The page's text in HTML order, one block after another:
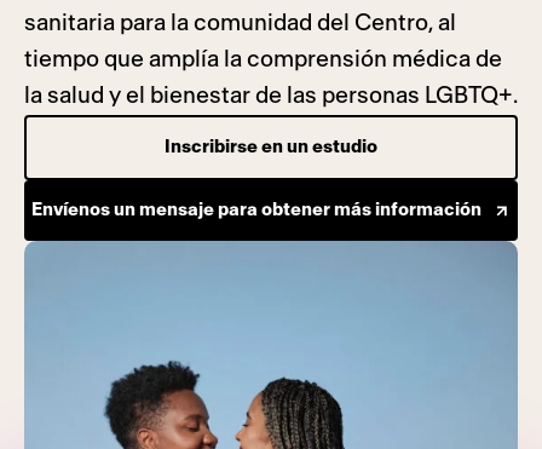
sanitaria para la comunidad del Centro, al
tiempo que amplía la comprensión médica de
la salud y el bienestar de las personas LGBTQ+.
Inscribirse en un estudio
Envíenos un mensaje para obtener más información